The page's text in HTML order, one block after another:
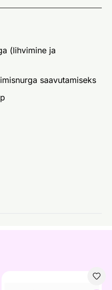
(lihvimine ja
saavutamiseks